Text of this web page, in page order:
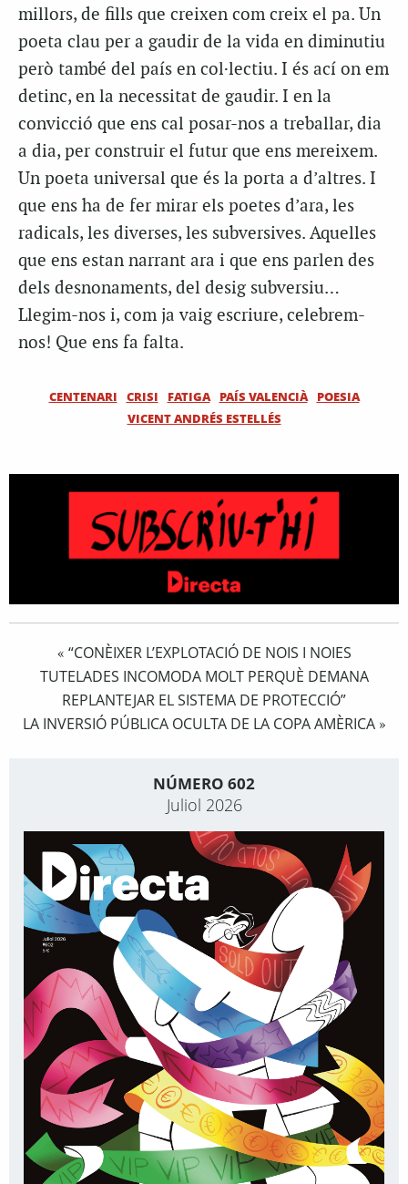
millors, de fills que creixen com creix el pa. Un
poeta clau per a gaudir de la vida en diminutiu
però també del país en col·lectiu. I és ací on em
detinc, en la necessitat de gaudir. I en la
convicció que ens cal posar-nos a treballar, dia
a dia, per construir el futur que ens mereixem.
Un poeta universal que és la porta a d’altres. I
que ens ha de fer mirar els poetes d’ara, les
radicals, les diverses, les subversives. Aquelles
que ens estan narrant ara i que ens parlen des
dels desnonaments, del desig subversiu…
Llegim-nos i, com ja vaig escriure, celebrem-
nos! Que ens fa falta.
CENTENARI CRISI FATIGA PAÍS VALENCIÀ
POESIA
VICENT ANDRÉS ESTELLÉS
« “CONÈIXER L’EXPLOTACIÓ DE NOIS I NOIES
TUTELADES INCOMODA MOLT PERQUÈ DEMANA
REPLANTEJAR EL SISTEMA DE PROTECCIÓ”
LA INVERSIÓ PÚBLICA OCULTA DE LA COPA AMÈRICA»
NÚMERO 602
Juliol 2026